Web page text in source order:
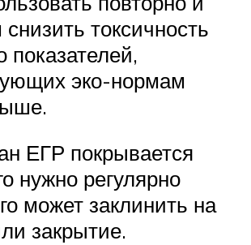
токсичность
показателей,
эко-нормам
ЕГР покрывается
нужно регулярно
может заклинить на
закрытие.